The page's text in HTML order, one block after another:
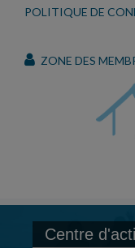
POLITIQUE DE
ZONE DES
Centre